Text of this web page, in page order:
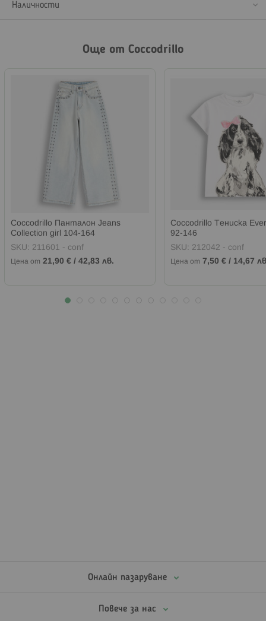
Наличности
Още от Coccodrillo
Coccodrillo Панталон Jeans
Collection girl 104-164
SKU: 211601 - conf
Цена от 21,90 € / 42,83 лв.
Coccodrillo Тениска
92-146
SKU: 212042 - conf
Цена от 7,50 € / 14,67
Онлайн пазаруване
Повече за нас